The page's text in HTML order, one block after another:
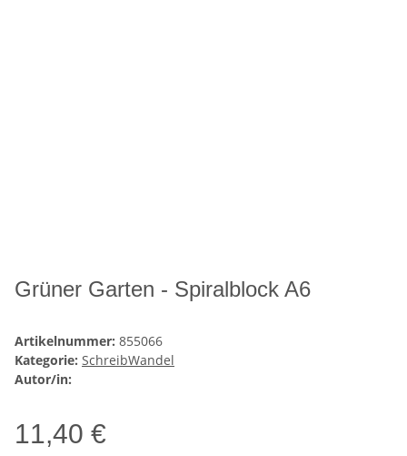
Grüner Garten - Spiralblock A6
Artikelnummer: 855066
Kategorie: SchreibWandel
Autor/in:
11,40 €